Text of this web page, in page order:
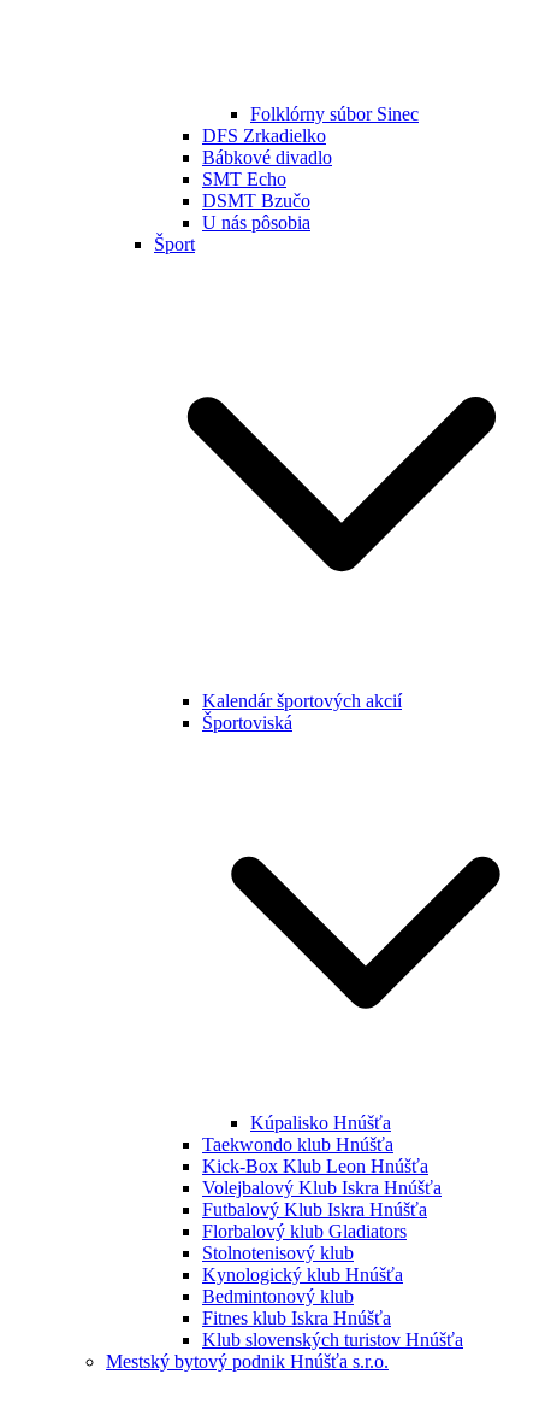
Folklórny súbor Sinec
DFS Zrkadielko
Bábkové divadlo
SMT Echo
DSMT Bzučo
U nás pôsobia
Šport
Kalendár športových akcií
Športoviská
Kúpalisko Hnúšťa
Taekwondo klub Hnúšťa
Kick-Box Klub Leon Hnúšťa
Volejbalový Klub Iskra Hnúšťa
Futbalový Klub Iskra Hnúšťa
Florbalový klub Gladiators
Stolnotenisový klub
Kynologický klub Hnúšťa
Bedmintonový klub
Fitnes klub Iskra Hnúšťa
Klub slovenských turistov Hnúšťa
Mestský bytový podnik Hnúšťa s.r.o.